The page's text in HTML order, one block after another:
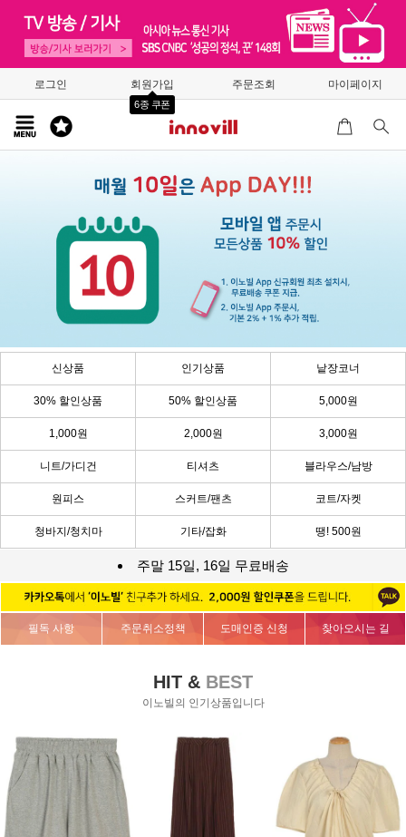
로그인 회원가입
6종 쿠폰
주문조회 마이페이지
신상품 인기상품 낱장코너
30% 할인상품 50% 할인상품 5,000원
1,000원 2,000원 3,000원
니트/가디건 티셔츠 블라우스/남방
원피스 스커트/팬츠 코트/자켓
청바지/청치마 기타/잡화 땡! 500원
주말 15일, 16일 무료배송
필독 사항 주문취소정책 도매인증 신청 찾아오시는 길
HIT & BEST
이노빌의 인기상품입니다